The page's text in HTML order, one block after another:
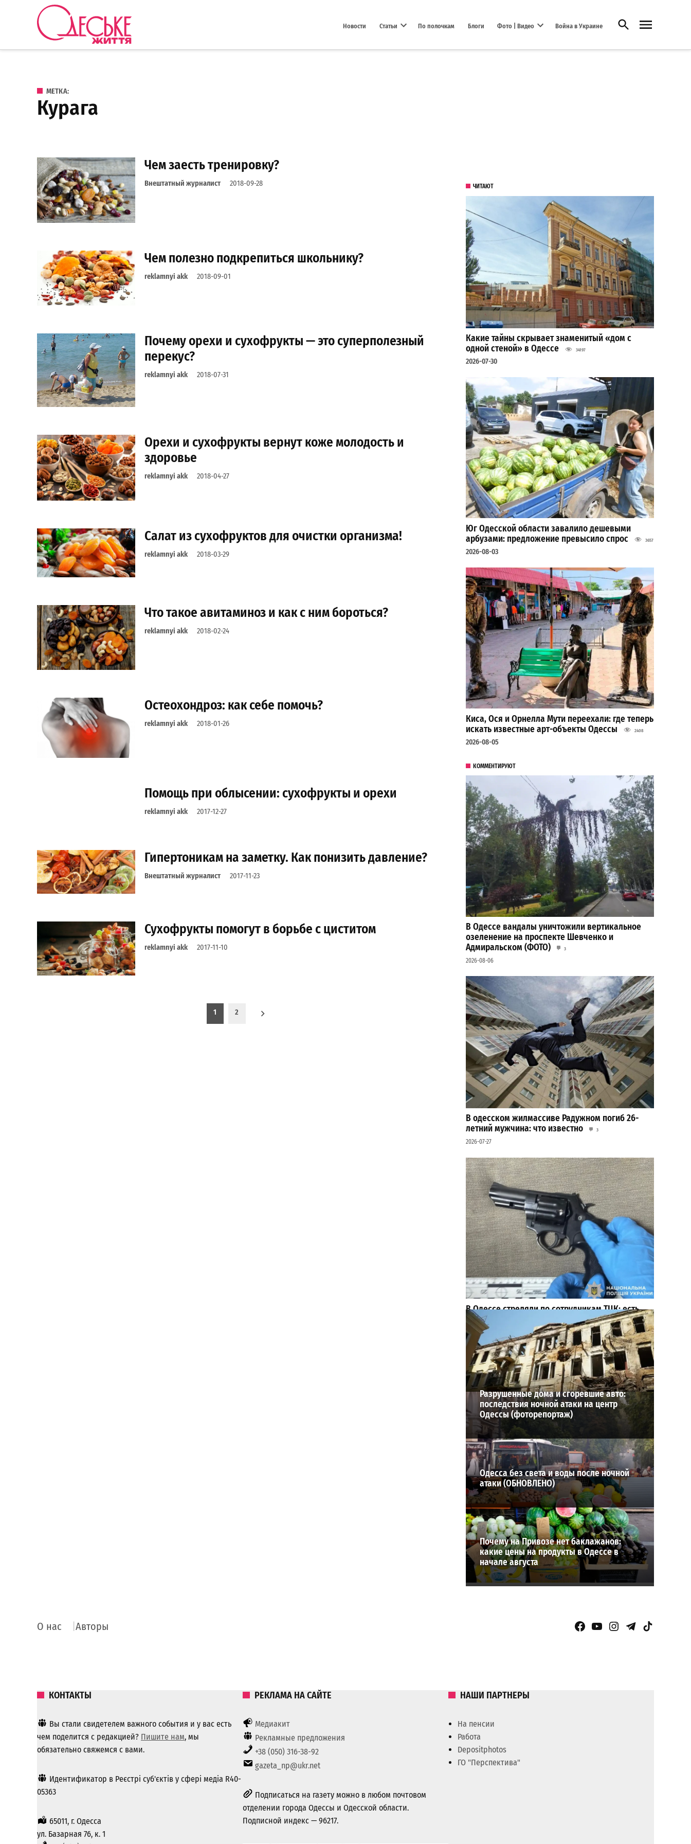
Перейти к содержанию
Новости Статьи По полочкам Блоги Фото | Видео Война в Украине Открыть поиск
МЕТКА:
курага
Чем заесть тренировку?
Внештатный журналист 2018-09-28
Чем полезно подкрепиться школьнику?
reklamnyi akk 2018-09-01
Почему орехи и сухофрукты — это суперполезный
перекус?
reklamnyi akk 2018-07-31
Орехи и сухофрукты вернут коже молодость и
здоровье
reklamnyi akk 2018-04-27
Салат из сухофруктов для очистки организма!
reklamnyi akk 2018-03-29
Что такое авитаминоз и как с ним бороться?
reklamnyi akk 2018-02-24
Остеохондроз: как себе помочь?
reklamnyi akk 2018-01-26
Помощь при облысении: сухофрукты и орехи
reklamnyi akk 2017-12-27
Гипертоникам на заметку. Как понизить давление?
Внештатный журналист 2017-11-23
Сухофрукты помогут в борьбе с циститом
reklamnyi akk 2017-11-10
1 2
ЧИТАЮТ
Какие тайны скрывает знаменитый «дом с
одной стеной» в Одессе
34197
2026-07-30
Юг Одесской области завалило дешевыми
арбузами: предложение превысило спрос
3657
2026-08-03
Киса, Ося и Орнелла Мути переехали: где теперь
искать известные арт-объекты Одессы
2408
2026-08-05
КОММЕНТИРУЮТ
В Одессе вандалы уничтожили вертикальное
озеленение на проспекте Шевченко и
Адмиральском (ФОТО)
3
2026-08-06
В одесском жилмассиве Радужном погиб 26-
летний мужчина: что известно
3
2026-07-27
В Одессе стреляли по сотрудникам ТЦК: есть
раненые (ОБНОВЛЕНО)
2026-08-02
ВИБОР РЕДАКЦИИ
Разрушенные дома и сгоревшие авто:
последствия ночной атаки на центр
Одессы (фоторепортаж)
Одесса без света и воды после ночной
атаки (ОБНОВЛЕНО)
Почему на Привозе нет баклажанов:
какие цены на продукты в Одессе в
начале августа
О нас Авторы Facebook Page
YouTubeInstagram
Telegram
TikTok
КОНТАКТЫ
Вы стали свидетелем важного события и у вас есть
чем поделится с редакцией? Пишите нам, мы
обязательно свяжемся с вами.
Идентификатор в Реєстрі суб'єктів у сфері медіа R40-
05363
65011, г. Одесса
ул. Базарная 76, к. 1
РЕКЛАМА НА САЙТЕ
Медиакит
Рекламные предложения
+38 (050) 316-38-92
gazeta_np@ukr.net
Подписаться на газету можно в любом почтовом
отделении города Одессы и Одесской области.
Подписной индекс — 96217.
НАШИ ПАРТНЕРЫ
На пенсии
Работа
Depositphotos
ГО "Перспектива"